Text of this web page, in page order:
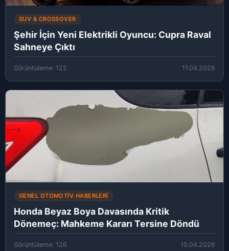
SUV & CROSSOVER
Şehir İçin Yeni Elektrikli Oyuncu: Cupra Raval
Sahneye Çıktı
Görüntüleme: 122 11.04.2026
GENEL OTOMOTIV HABERLERI
Honda Beyaz Boya Davasında Kritik
Dönemeç: Mahkeme Kararı Tersine Döndü
Görüntüleme: 126 10.04.2026